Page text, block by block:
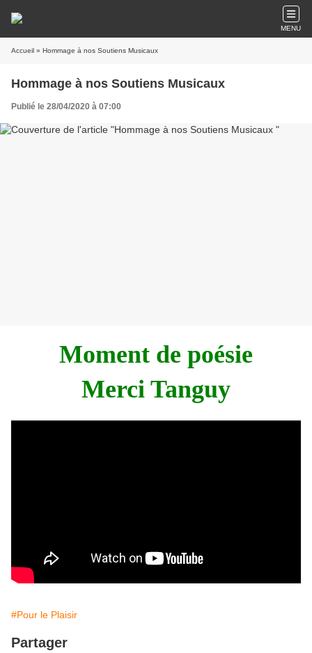
MENU
Accueil » Hommage à nos Soutiens Musicaux
Hommage à nos Soutiens Musicaux
Publié le 28/04/2020 à 07:00
Moment de poésie
Merci Tanguy
#Pour le Plaisir
Partager